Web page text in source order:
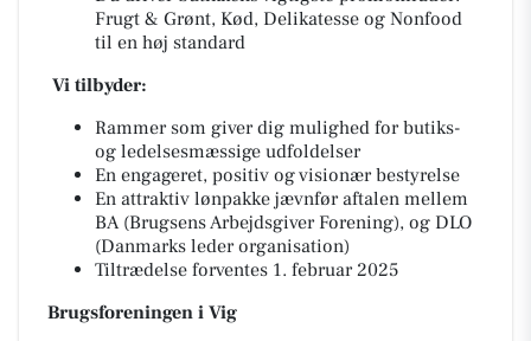
Frugt & Grønt, Kød, Delikatesse og Nonfood
til en høj standard
Vi tilbyder:
Rammer som giver dig mulighed for butiks-
og ledelsesmæssige udfoldelser
En engageret, positiv og visionær bestyrelse
En attraktiv lønpakke jævnfør aftalen mellem
BA (Brugsens Arbejdsgiver Forening), og DLO
(Danmarks leder organisation)
Tiltrædelse forventes 1. februar 2025
Brugsforeningen i Vig